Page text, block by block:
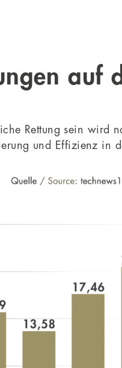
auf
Rettung sein wird
und Effizienz in